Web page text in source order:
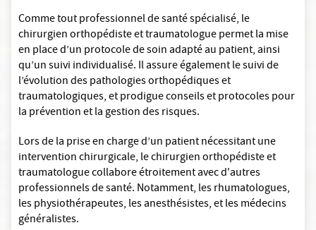
Comme tout professionnel de santé spécialisé, le
chirurgien orthopédiste et traumatologue permet la mise
en place d’un protocole de soin adapté au patient, ainsi
qu’un suivi individualisé. Il assure également le suivi de
l’évolution des pathologies orthopédiques et
traumatologiques, et prodigue conseils et protocoles pour
la prévention et la gestion des risques.
Lors de la prise en charge d’un patient nécessitant une
intervention chirurgicale, le chirurgien orthopédiste et
traumatologue collabore étroitement avec d'autres
professionnels de santé. Notamment, les rhumatologues,
les physiothérapeutes, les anesthésistes, et les médecins
généralistes.